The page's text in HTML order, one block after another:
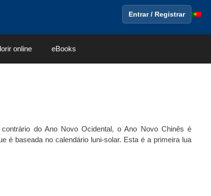
Entrar / Registrar
online eBooks
do Ano Novo Ocidental, o Ano Novo Chinês é
é baseada no calendário luni-solar. Esta é a primeira lua